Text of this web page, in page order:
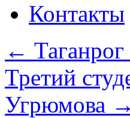
Контакты
←
Третий
Угрюмова →